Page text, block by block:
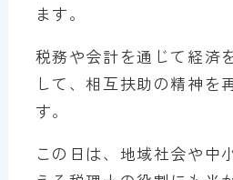
ます。
税務や会計を通じて経済
して、相互扶助の精神を
す。
この日は、地域社会や中